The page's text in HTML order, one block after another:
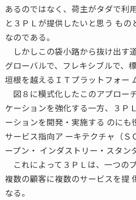
あるのではなく、荷主がタダで利
と３ＰＬが提供したいと思う もの
なのである。
しかしこの袋小路から抜け出す道
グローバルで、フレキシブルで、
垣根を越えるＩＴプラットフォー
図８に模式化したこのアプロー
ケーションを強化する一方、３Ｐ
ーションを開発・実施する のにも
サービス指向ア ーキテクチャ（Ｓ
ープン・ インダストリー・スタン
これによって３ＰＬは、一つの
複数の顧客に複数のサービスを提
なる。